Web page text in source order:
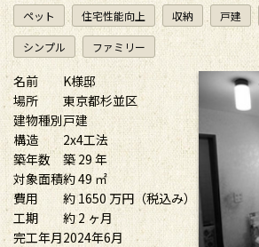
ペット 住宅性能向上 収納 戸建
シンプル ファミリー
名前
K様邸
場所
東京都杉並区
建物種別戸建
構造
2x4工法
築年数
築 29 年
対象面積約 49 ㎡
費用
約 1650 万円（税込み）
工期
約 2 ヶ月
完工年月2024年6月